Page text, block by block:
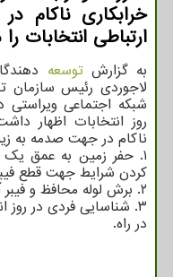
خرابکاری ناکام
ارتباطی انتخابات
به گزارشتوسعه
لاجوردی رئیس سازمان
شبکه اجتماعی ویراستی
ناکام در جهت صدمه به
۱. حفر زمین به عمق یک
کردن شرایط جهت قطع
۲. برش لوله محافظ و فیبر آن یک روز پیش از انتخابات.
۳. شناسایی فردی در روز
در راه.